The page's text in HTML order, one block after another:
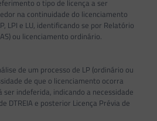
o tipo de licença a ser
na continuidade do licenciamento
LPI e LU, identificando se por Relatório
ou licenciamento ordinário.
de um processo de LP (ordinário ou
de que o licenciamento ocorra
ser indeferida, indicando a necessidade
DTREIA e posterior Licença Prévia de